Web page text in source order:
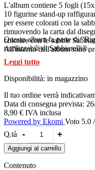
L'album contiene 5 fogli
10 figurine stand-up
per essere colorati con la
rimuovendo la carta dal
colorare con le sabbie
All'interno dell'album sono
colore, ma ogni bambino é
preferisce, dando spazio al
I soggetti rappresentati sono
fratello - sorella - gatto -
Una volta colorati con la
per la caccia alle uova:
bambini li devono scovare.
ogni uovo si possono
Questo album fa parte di "Rigiocami", la collana di giochi
riutilizzabili di Sabbiarelli®.
Leggi tutto
Disponibilità: in magazzino
Il tuo ordine verrà
Data di consegna prevista:
8,90 € IVA inclusa
Powered by Ekomi Voto 5.0
Q.tà
- +
Aggiungi al carrello
Contenuto